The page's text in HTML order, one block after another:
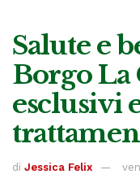
Salute e
Borgo La
esclusivi
di Jessica Felix